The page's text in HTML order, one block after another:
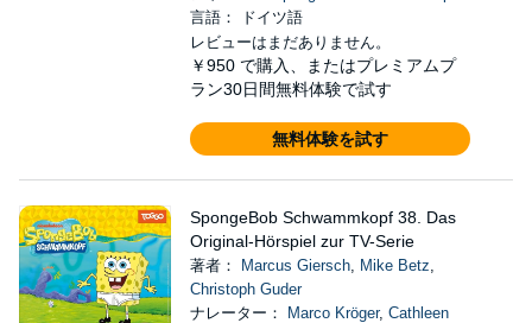
言語： ドイツ語
レビューはまだありません。
￥950 で購入、またはプレミアムプ
ラン30日間無料体験で試す
無料体験を試す
SpongeBob Schwammkopf 38. Das
Original-Hörspiel zur TV-Serie
著者： Marcus Giersch, Mike Betz,
Christoph Guder
ナレーター：
Marco Kröger, Cathleen